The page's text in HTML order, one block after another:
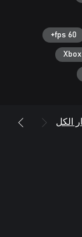
60 fps+
الكل